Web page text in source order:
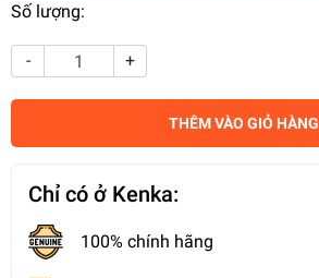
Số lượng:
- +
THÊM VÀO GIỎ HÀNG
Chỉ có ở Kenka:
100% chính hãng